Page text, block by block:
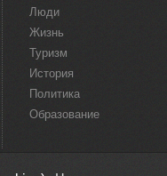
Люди
Жизнь
Туризм
История
Политика
Образование